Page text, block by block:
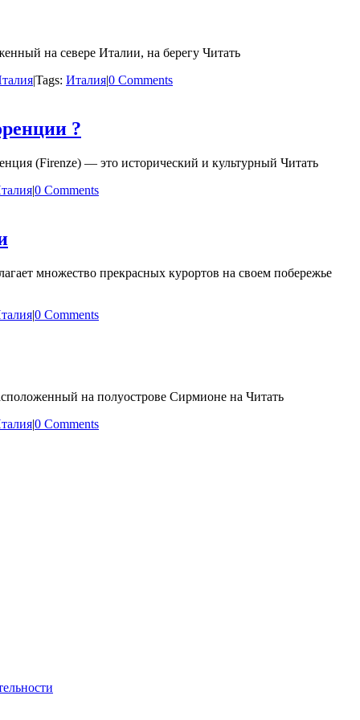
на севере Италии, на берегу Читать
|Tags: Италия|0 Comments
?
(Firenze) — это исторический и культурный Читать
|0 Comments
множество прекрасных курортов на своем побережье
|0 Comments
на полуострове Сирмионе на Читать
|0 Comments